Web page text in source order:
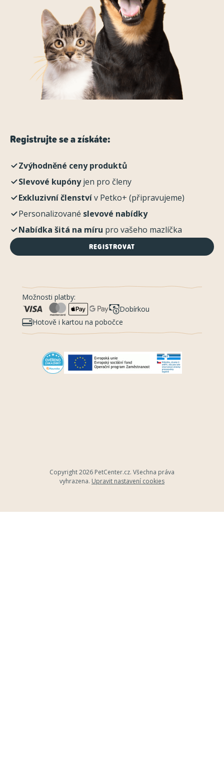
Registrujte se a získáte:
Zvýhodněné ceny produktů
Slevové kupónyjen pro členy
Exkluzivní členstvív Petko+ (připravujeme)
Personalizované slevové nabídky
Nabídka šitá na míru pro vašeho mazlíčka
REGISTROVAT
Možnosti platby:
Dobírkou
Hotově i kartou na pobočce
Copyright 2026 PetCenter.cz. Všechna práva
vyhrazena. Upravit nastavení cookies